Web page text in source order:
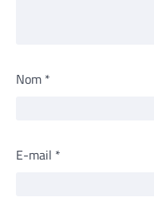
Nom *
E-mail *